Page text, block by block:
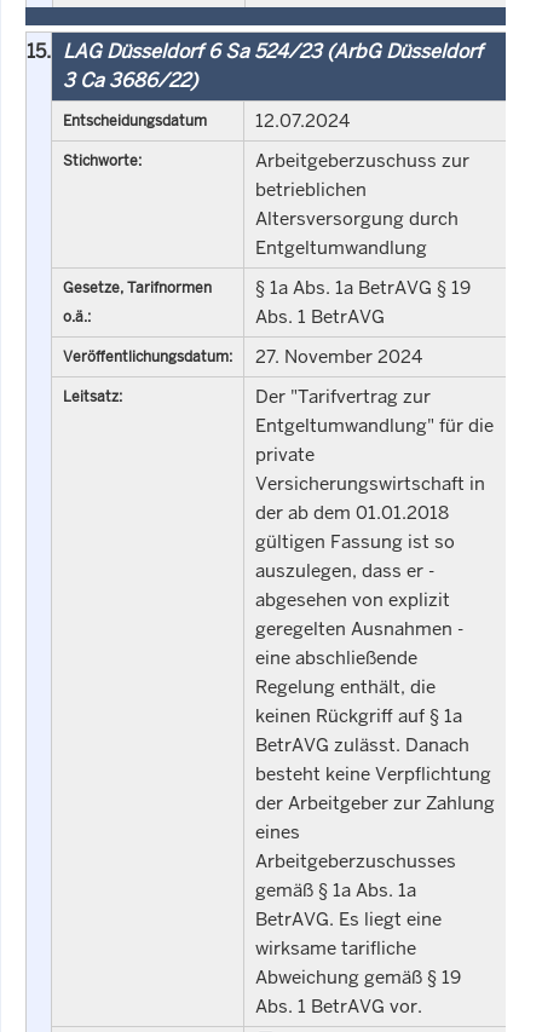
15. LAG Düsseldorf 6 Sa 524/23 (ArbG Düsseldorf
3 Ca 3686/22)
Entscheidungsdatum 12.07.2024
Stichworte:
Arbeitgeberzuschuss zur
betrieblichen
Altersversorgung durch
Entgeltumwandlung
Gesetze, Tarifnormen
o.ä.:
§ 1a Abs. 1a BetrAVG § 19
Abs. 1 BetrAVG
Veröffentlichungsdatum: 27. November 2024
Leitsatz:
Der "Tarifvertrag zur
Entgeltumwandlung" für die
private
Versicherungswirtschaft in
der ab dem 01.01.2018
gültigen Fassung ist so
auszulegen, dass er -
abgesehen von explizit
geregelten Ausnahmen -
eine abschließende
Regelung enthält, die
keinen Rückgriff auf § 1a
BetrAVG zulässt. Danach
besteht keine Verpflichtung
der Arbeitgeber zur Zahlung
eines
Arbeitgeberzuschusses
gemäß § 1a Abs. 1a
BetrAVG. Es liegt eine
wirksame tarifliche
Abweichung gemäß § 19
Abs. 1 BetrAVG vor.